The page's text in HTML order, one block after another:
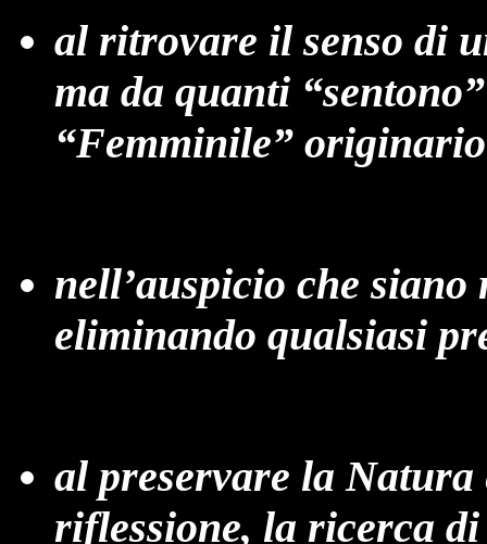
al ritrovare il senso di
ma da quanti
“Femminile” originario
nell’auspicio che
eliminando qualsiasi
al preservare la
riflessione, la ricerca